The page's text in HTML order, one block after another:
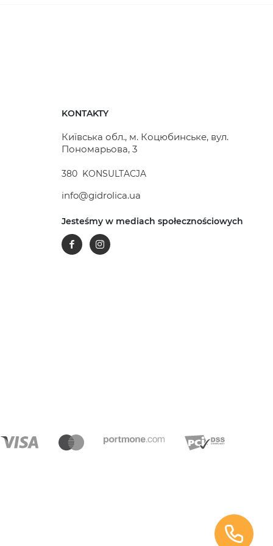
KONTAKTY
Київська обл., м. Коцюбинське, вул.
Пономарьова, 3
380 KONSULTACJA
info@gidrolica.ua
Jesteśmy w mediach społecznościowych
FacebookInstagram